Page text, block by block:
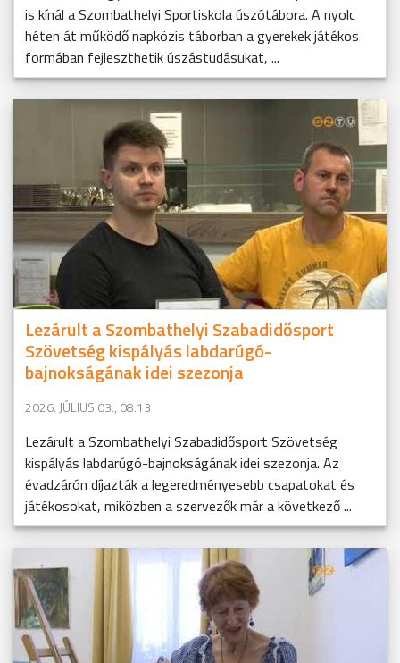
is kínál a Szombathelyi Sportiskola úszótábora. A nyolc
héten át működő napközis táborban a gyerekek játékos
formában fejleszthetik úszástudásukat, ...
Lezárult a Szombathelyi Szabadidősport
Szövetség kispályás labdarúgó-
bajnokságának idei szezonja
2026. JÚLIUS 03., 08:13
Lezárult a Szombathelyi Szabadidősport Szövetség
kispályás labdarúgó-bajnokságának idei szezonja. Az
évadzárón díjazták a legeredményesebb csapatokat és
játékosokat, miközben a szervezők már a következő ...